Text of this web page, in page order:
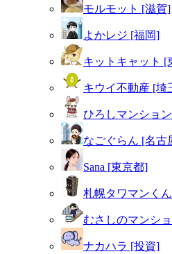
モルモット [滋賀]
よかレジ [福岡]
キットキャット [
キウイ不動産 [埼
ひろしマンショ
なごぐらん [名古
Sana [東京都]
札幌タワマンく
むさしのマンシ
ナカハラ [投資]